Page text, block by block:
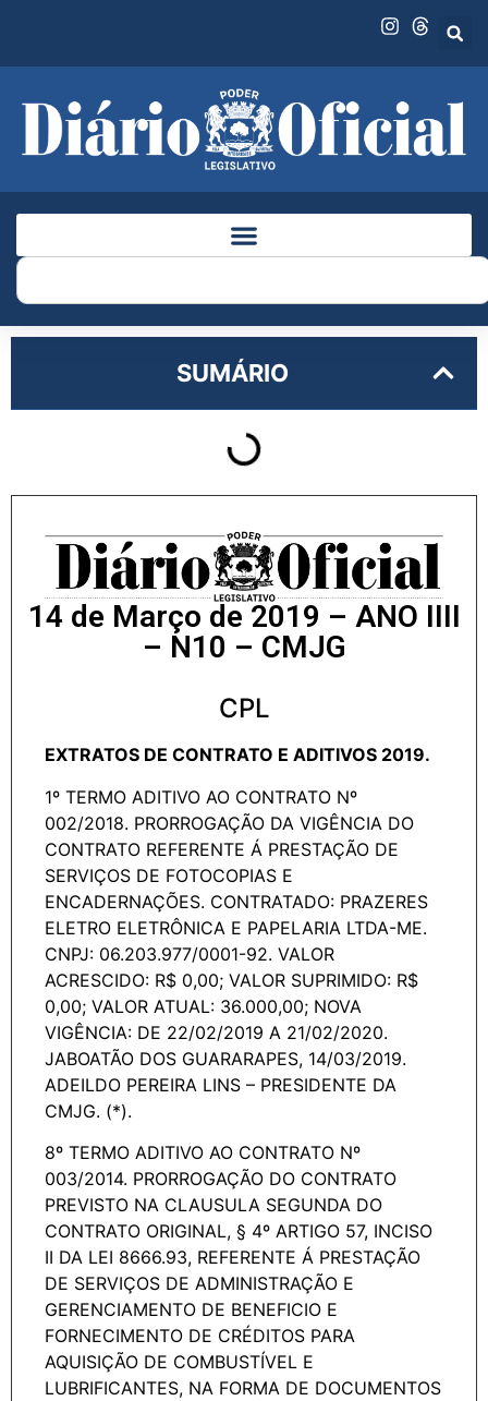
SUMÁRIO
14 de Março de 2019 – ANO IIII
– N10 – CMJG
CPL
EXTRATOS DE CONTRATO E ADITIVOS 2019.
1º TERMO ADITIVO AO CONTRATO Nº
002/2018. PRORROGAÇÃO DA VIGÊNCIA DO
CONTRATO REFERENTE Á PRESTAÇÃO DE
SERVIÇOS DE FOTOCOPIAS E
ENCADERNAÇÕES. CONTRATADO: PRAZERES
ELETRO ELETRÔNICA E PAPELARIA LTDA-ME.
CNPJ: 06.203.977/0001-92. VALOR
ACRESCIDO: R$ 0,00; VALOR SUPRIMIDO: R$
0,00; VALOR ATUAL: 36.000,00; NOVA
VIGÊNCIA: DE 22/02/2019 A 21/02/2020.
JABOATÃO DOS GUARARAPES, 14/03/2019.
ADEILDO PEREIRA LINS – PRESIDENTE DA
CMJG. (*).
8º TERMO ADITIVO AO CONTRATO Nº
003/2014. PRORROGAÇÃO DO CONTRATO
PREVISTO NA CLAUSULA SEGUNDA DO
CONTRATO ORIGINAL, § 4º ARTIGO 57, INCISO
II DA LEI 8666.93, REFERENTE Á PRESTAÇÃO
DE SERVIÇOS DE ADMINISTRAÇÃO E
GERENCIAMENTO DE BENEFICIO E
FORNECIMENTO DE CRÉDITOS PARA
AQUISIÇÃO DE COMBUSTÍVEL E
LUBRIFICANTES, NA FORMA DE DOCUMENTOS